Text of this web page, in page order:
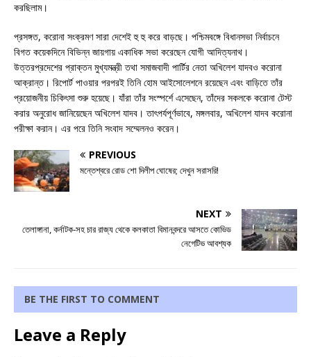
করছিলাম।
প্রসঙ্গত, করোনা সংক্রমণ সারা দেশেই হু হু করে বাড়ছে। পশ্চিমবঙ্গে বিধানসভা নির্বাচনে
বিগত কয়েকদিনে বিভিন্ন জায়গায় একাধিক সভা করেছেন যোগী আদিত্যনাথ।
উত্তরপ্রদেশের প্রাক্তন মুখ্যমন্ত্রী তথা সমাজবাদী পার্টির নেতা অখিলেশ যাদবও করোনা
আক্রান্ত। রিপোর্ট পাওয়ার পরপরই তিনি হোম আইসোলেশনে রয়েছেন এবং বাড়িতে তাঁর
প্রয়োজনীয় চিকিৎসা শুরু হয়েছে। যাঁরা তাঁর সংস্পর্শে এসেছেন, তাঁদের সকলকে করোনা টেস্ট
করার অনুরোধ জানিয়েছেন অখিলেশ যাদব। তাৎপর্যপূর্ণভাবে, মঙ্গলবার, অখিলেশ যাদব করোনা
পরীক্ষা করান। এর পরে তিনি সংবাদ সম্মেলনও করেন।
PREVIOUS
মন্তেশ্বরে রোড শো দিলীপ ঘোষের; দেখুন সরাসরি!
NEXT
তেলাঙ্গানা, কর্নাটক-সহ চার রাজ্য থেকে কলকাতা বিমানবন্দরে আসতে কোভিড
নেগেটিভ আবশ্যক
BE THE FIRST TO COMMENT
Leave a Reply